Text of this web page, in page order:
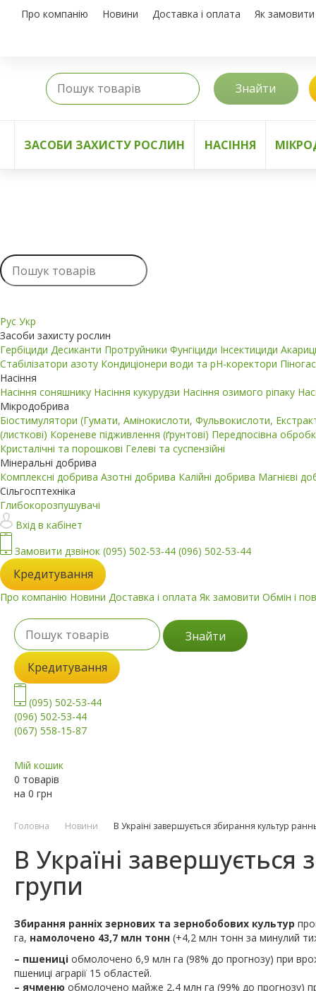
Про компанію Новини Доставка і оплата Як замовити
Знайти
ЗАСОБИ ЗАХИСТУ РОСЛИН НАСІННЯ
Рус Укр
Засоби захисту рослин
Гербіциди Десиканти Протруйники Фунгіциди Інсектициди
Стабілізатори азоту Кондиціонери води та pH-коректори
Насіння
Насіння соняшнику Насіння кукурудзи Насіння озимого ріпаку
Мікродобрива
Біостимулятори (Гумати, Амінокислоти, Фульвокислоти,
(листкові) Кореневе підживлення (ґрунтові) Передпосівна
Кристалічні та порошкові Гелеві та суспензійні
Мінеральні добрива
Комплексні добрива Азотні добрива Калійні добрива Магнієві
Сільгосптехніка
Глибокорозпушувачі
Вхід в кабінет
Замовити дзвінок (095) 502-53-44 (096) 502-53-44
Кредитування
Про компанію Новини Доставка і оплата Як замовити Обмін і
Знайти
Кредитування
(095) 502-53-44
(096) 502-53-44
(067) 558-15-87
Мій кошик
0 товарів
на 0 грн
Головна Новини В Україні завершується збирання культур
В Україні завершується
групи
Збирання ранніх зернових та зернобобових культур
га, намолочено 43,7 млн тонн (+4,2 млн тонн за минулий
– пшениці обмолочено 6,9 млн га (98% до прогнозу) при
пшениці аграрії 15 областей.
– ячменю обмолочено майже 2,4 млн га (99% до прогнозу)